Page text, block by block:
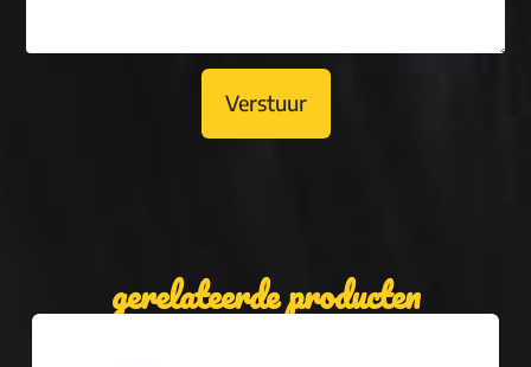
Verstuur
gerelateerde producten